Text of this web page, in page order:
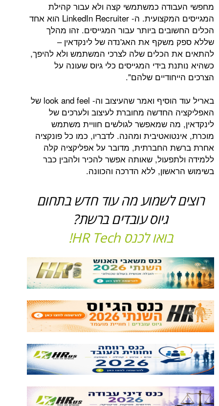
כמשתמשי קצה ולא עבור קהילת
המגייסים המקצועית. ה- LinkedIn Recruiter הוא אחד
ביותר עבור המגייסים. זהו מהלך
את האג'נדה של לינקדאין –
הכלים שלה לצרכי המשתמש ולא להיפך,
בידי המגייסים כלי גיוס שעונה על
שלהם".
באריל עוד הוסיף ואמר שהעיצוב וה- look and feel של
החדשה מחוברת לעיצוב ולערכים של
מה שמאפשר לגולשים חוויית משתמש
ומהנה. לדבריו, כמו כל פונקציה
החברתית, מדובר על אפליקציה קלה
שאותה אפשר להכיר ולהבין כבר
ללא הדרכה והכוונה.
לשמוע מה עוד חדש בתחום
גיוס עובדים ברשת?
בואו לכנס HR Tech!